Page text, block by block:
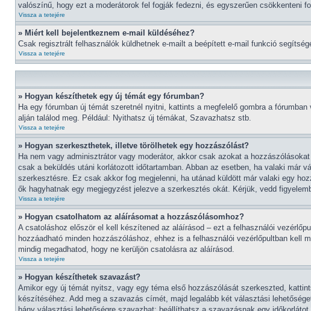
valószínű, hogy ezt a moderátorok fel fogják fedezni, és egyszerűen csökkenteni
Vissza a tetejére
» Miért kell bejelentkeznem e-mail küldéséhez?
Csak regisztrált felhasználók küldhetnek e-mailt a beépített e-mail funkció
Vissza a tetejére
» Hogyan készíthetek egy új témát egy fórumban?
Ha egy fórumban új témát szeretnél nyitni, kattints a megfelelő gombra a
alján találod meg. Például: Nyithatsz új témákat, Szavazhatsz stb.
Vissza a tetejére
» Hogyan szerkeszthetek, illetve törölhetek egy hozzászólást?
Ha nem vagy adminisztrátor vagy moderátor, akkor csak azokat a
csak a beküldés utáni korlátozott időtartamban. Abban az esetben, ha valaki már
szerkesztésre. Ez csak akkor fog megjelenni, ha utánad küldött már valaki egy
ők hagyhatnak egy megjegyzést jelezve a szerkesztés okát. Kérjük, vedd
Vissza a tetejére
» Hogyan csatolhatom az aláírásomat a hozzászólásomhoz?
A csatoláshoz először el kell készítened az aláírásod – ezt a felhasználói
hozzáadható minden hozzászóláshoz, ehhez is a felhasználói vezérlőpultban
mindig megadhatod, hogy ne kerüljön csatolásra az aláírásod.
Vissza a tetejére
» Hogyan készíthetek szavazást?
Amikor egy új témát nyitsz, vagy egy téma első hozzászólását szerkeszted,
készítéséhez. Add meg a szavazás címét, majd legalább két választási